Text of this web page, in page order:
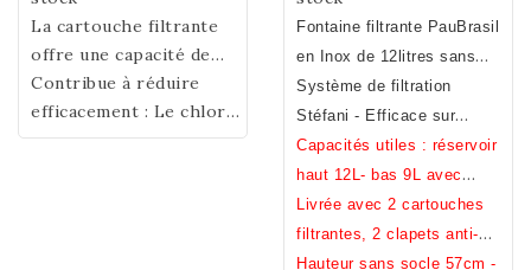
La cartouche filtrante
offre une capacité de
filtration d’environ500
l d’eau, soit en moyenne
4 à 6 mois d’utilisation,
Contribue à réduire
efficacement : Le chlore
et Jusqu’à99.8 % des
Fontaine filtrante PauBrasil
en Inox de 12litres sans
socle.
Système de filtration
Stéfani - Efficace sur
métaux lourds, pesticides,
chlore, bacteries ... (voir
analyses)
Capacités utiles : réservoir
haut 12L- bas 9L avec
clapets, 12L sans.
Livrée avec 2 cartouches
filtrantes, 2 clapets anti-
débordement, un robinet
Hauteur sans socle 57cm -